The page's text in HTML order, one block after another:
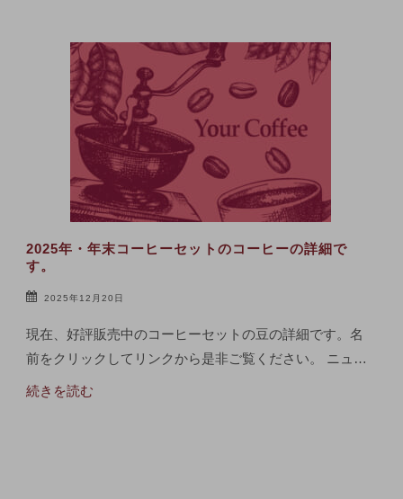
2025年・年末コーヒーセットのコーヒーの詳細で
す。
2025年12月20日
現在、好評販売中のコーヒーセットの豆の詳細です。名
前をクリックしてリンクから是非ご覧ください。 ニュ…
続きを読む